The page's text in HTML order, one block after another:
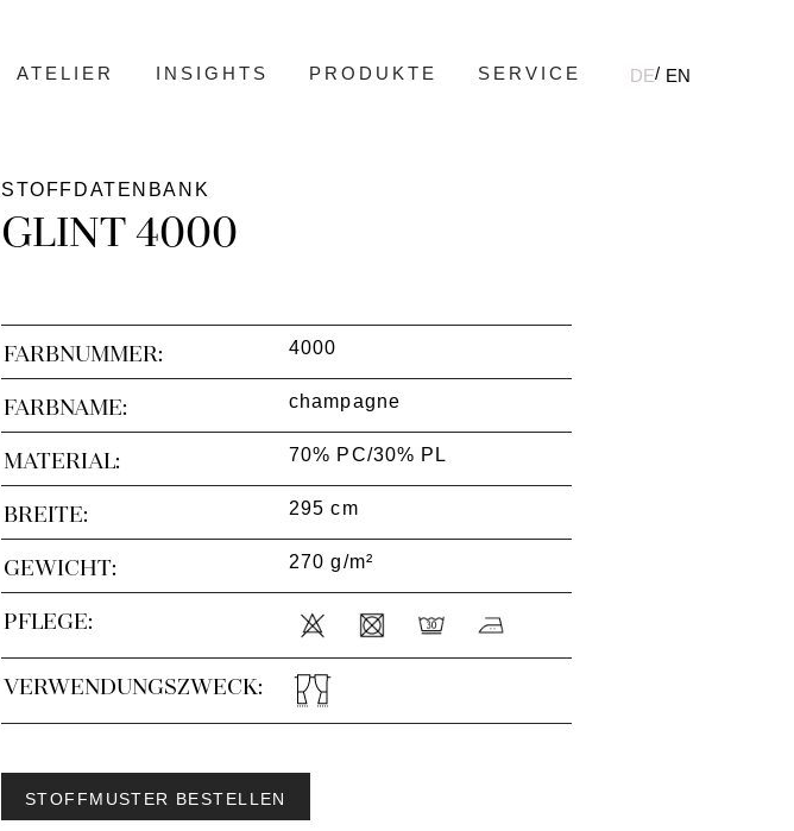
ATELIER INSIGHTS PRODUKTE SERVICE DE EN
STOFFDATENBANK
GLINT 4000
FARBNUMMER: 4000
FARBNAME: champagne
MATERIAL: 70% PC/30% PL
BREITE: 295 cm
GEWICHT: 270 g/m²
PFLEGE:
VERWENDUNGSZWECK:
STOFFMUSTER BESTELLEN